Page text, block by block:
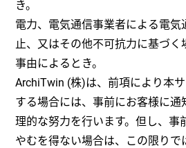
き。
電力、電気通信事業者による電気
止、又はその他不可抗力に基づく
事由によるとき。
ArchiTwin (株)は、前項により本
する場合には、事前にお客様に
理的な努力を行います。但し、事
やむを得ない場合は、この限りで